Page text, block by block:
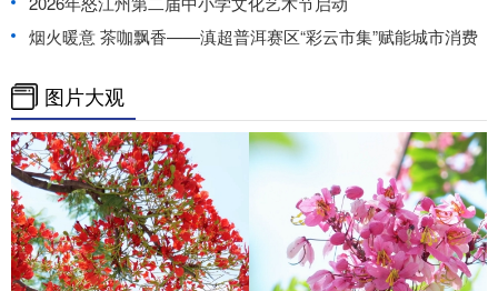
烟火暖意 茶咖飘香——滇超普洱赛区“彩云市集”赋能城市消费
图片大观